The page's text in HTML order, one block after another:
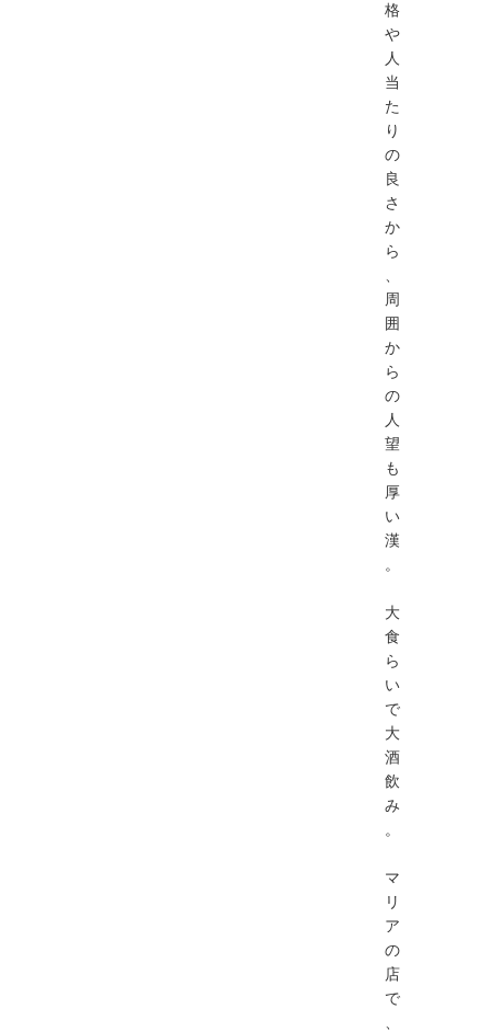
格
や
人
当
た
り
の
良
さ
か
ら
周
囲
か
ら
の
人
望
も
厚
い
漢
。
大
食
ら
い
で
大
酒
飲
み
。
マ
リ
ア
の
店
で